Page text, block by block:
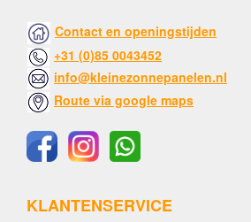
Contact en openingstijden
+31 (0)85 0043452
info@kleinezonnepanelen.nl
Route via google maps
KLANTENSERVICE